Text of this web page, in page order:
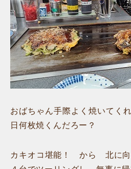
おばちゃん手際よく焼いてく
日何枚焼くんだろー？
カキオコ堪能！ から 北に向